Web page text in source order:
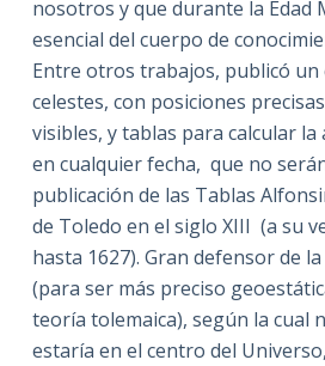
nosotros y que durante la Edad
esencial del cuerpo de
Entre otros trabajos, publicó
celestes, con posiciones
visibles, y tablas para calcular la
en cualquier fecha, que no
publicación de las Tablas
de Toledo en el siglo XIII (a su
hasta 1627). Gran defensor de
(para ser más preciso
teoría tolemaica), según la cual
estaría en el centro del